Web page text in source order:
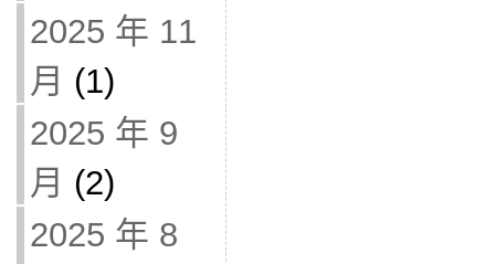
2025 年 11
月 (1)
2025 年 9
月 (2)
2025 年 8